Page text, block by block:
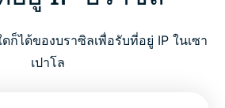
บราซิล?
ก็ได้ของบราซิลเพื่อรับที่อยู่ IP ในเซา
เปาโล